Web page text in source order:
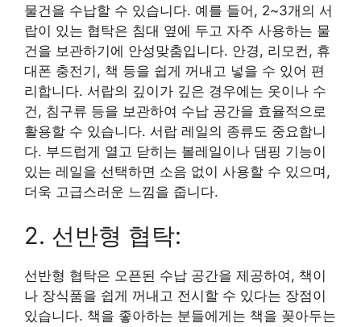
물건을 수납할 수 있습니다. 예를 들어, 2~3개의 서
랍이 있는 협탁은 침대 옆에 두고 자주 사용하는 물
건을 보관하기에 안성맞춤입니다. 안경, 리모컨, 휴
대폰 충전기, 책 등을 쉽게 꺼내고 넣을 수 있어 편
리합니다. 서랍의 깊이가 깊은 경우에는 옷이나 수
건, 침구류 등을 보관하여 수납 공간을 효율적으로
활용할 수 있습니다. 서랍 레일의 종류도 중요합니
다. 부드럽게 열고 닫히는 볼레일이나 댐핑 기능이
있는 레일을 선택하면 소음 없이 사용할 수 있으며,
더욱 고급스러운 느낌을 줍니다.
2. 선반형 협탁:
선반형 협탁은 오픈된 수납 공간을 제공하여, 책이
나 장식품을 쉽게 꺼내고 전시할 수 있다는 장점이
있습니다. 책을 좋아하는 분들에게는 책을 꽂아두는